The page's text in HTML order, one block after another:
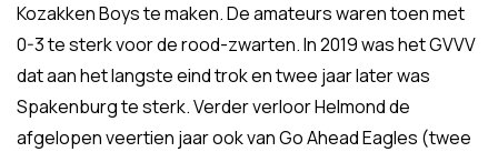
Kozakken Boys te maken. De amateurs waren toen met
0-3 te sterk voor de rood-zwarten. In 2019 was het GVVV
dat aan het langste eind trok en twee jaar later was
Spakenburg te sterk. Verder verloor Helmond de
afgelopen veertien jaar ook van Go Ahead Eagles (twee